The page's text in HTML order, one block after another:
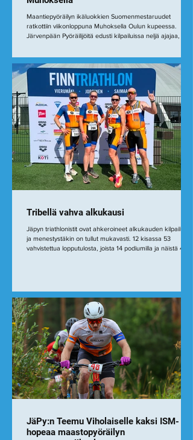
Maantiepyöräilyn ikäluokkien Suomenmestaruudet
ratkottiin viikonloppuna Muhoksella Oulun kupeessa.
Järvenpään Pyöräilijöitä edusti kilpailuissa neljä ajajaa, ja
aika-ajossa Lauantaina kilpailtiin henkilökohtaisessa aika-
ajossa, jossa JäPyä edusti Lissu Vanninen (N50). Kyseessä
oli Lissun uran ensimmäinen tempoajo, mikä toi
luonnollisesti hieman ylimääräistä jännityst
Tribellä vahva alkukausi
Jäpyn triathlonistit ovat ahkeroineet alkukauden kilpailuissa
ja menestystäkin on tullut mukavasti. 12 kisassa 53
vahvistettua lopputulosta, joista 14 podiumilla ja näistä 4
suuret seurat jyräävät volumella joten tähänastinen sijoitus
on erinomainen. SM k
JäPy:n Teemu Viholaiselle kaksi ISM-
hopeaa maastopyöräilyn